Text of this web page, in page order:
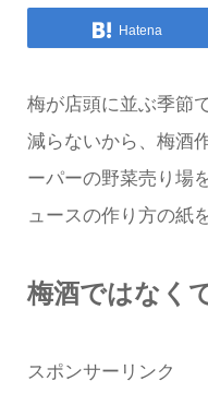
Hatena
梅が店頭に並ぶ季節
減らないから、梅酒
ーパーの野菜売り場
ュースの作り方の紙
梅酒ではなく
スポンサーリンク